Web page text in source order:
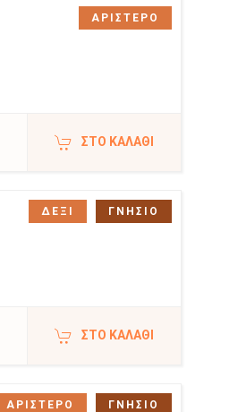
ΣΤΟ ΚΑΛΆΘΙ
ΑΡΙΣΤΕΡΟ
ΣΤΟ ΚΑΛΆΘΙ
ΔΕΞΙ ΓΝΗΣΙΟ
ΑΡΙΣΤΕΡΟ ΓΝΗΣΙΟ